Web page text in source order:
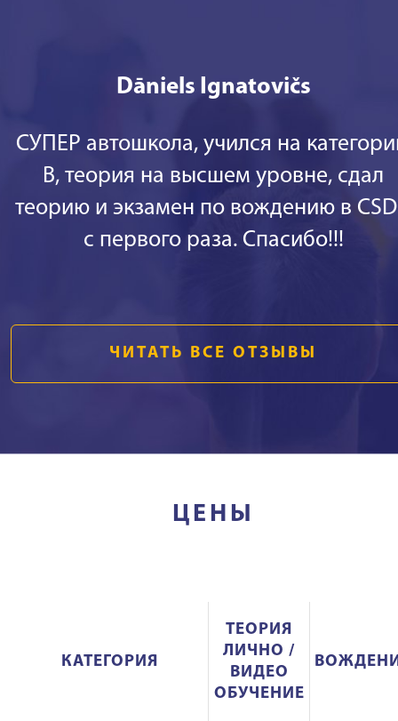
Dāniels Ignatovičs
СУПЕР автошкола, учился на
В, теория на высшем уровне, сдал
теорию и экзамен по вождению в
с первого раза. Спасибо!!!
ЧИТАТЬ ВСЕ ОТЗЫВЫ
ЦЕНЫ
КАТЕГОРИЯ
ТЕОРИЯ
ЛИЧНО /
ВИДЕО
ОБУЧЕНИЕ